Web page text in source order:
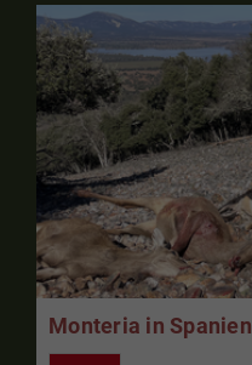
Monteria in Spanien